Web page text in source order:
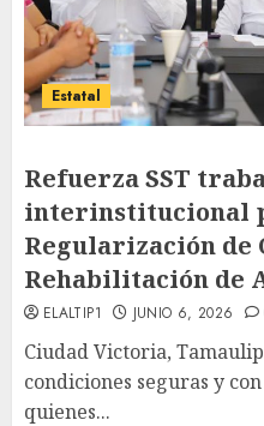
Estatal
Refuerza SST
interinstitucional
Regularización de
Rehabilitación de
ELALTIP1 JUNIO 6, 2026
Ciudad Victoria,
condiciones seguras y
quienes...